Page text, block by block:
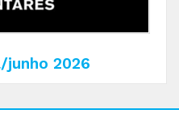
junho 2026